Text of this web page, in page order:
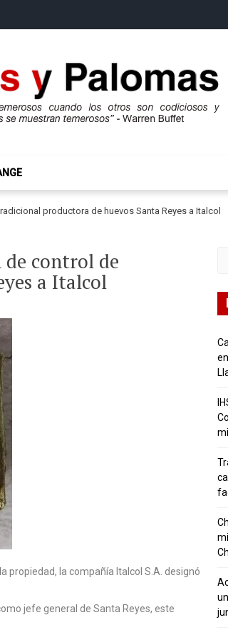
productora de huevos Santa Reyes a Italcol
de control de
a Italcol
propiedad, la compañía Italcol S.A. designó
jefe general de Santa Reyes, este